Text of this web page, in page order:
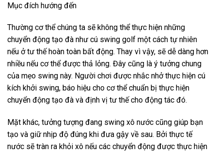
Mục đích hướng đến
Thường cơ thể chúng ta sẽ không thể thực hiện những
chuyển động tạo đà như cú swing golf một cách tự nhiên
nếu ở tư thế hoàn toàn bất động. Thay vì vậy, sẽ dễ dàng hơn
nhiều nếu cơ thể được thả lỏng. Đây cũng là ý tưởng chung
của mẹo swing này. Người chơi được nhắc nhở thực hiện cú
kích khởi swing, báo hiệu cho cơ thể chuẩn bị thực hiện
chuyển động tạo đà và định vị tư thế cho động tác đó.
Mặt khác, tưởng tượng đang swing xô nước cũng giúp bạn
tạo và giữ nhịp độ đúng khi đưa gậy về sau. Bởi thực tế
nước sẽ tràn ra khỏi xô nếu các chuyển động được thực hiện